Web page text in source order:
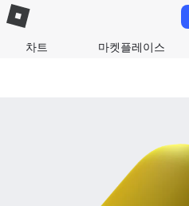
차트 마켓플레이스